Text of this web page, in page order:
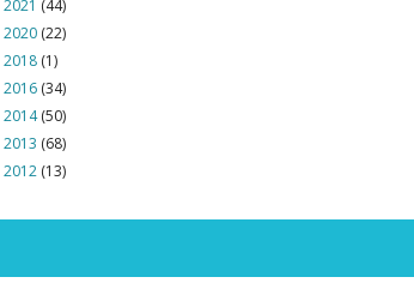
2021 (44)
2020 (22)
2018 (1)
2016 (34)
2014(50)
2013 (68)
2012 (13)